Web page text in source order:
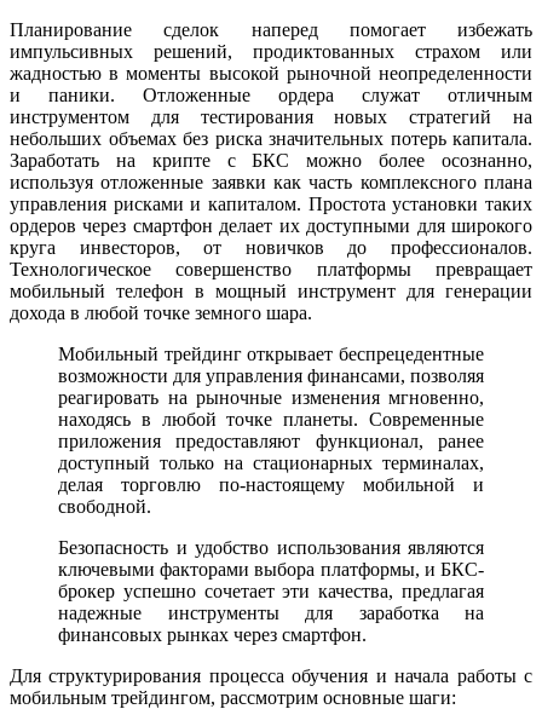
Планирование сделок наперед помогает избежать
импульсивных решений, продиктованных страхом или
жадностью в моменты высокой рыночной неопределенности
и паники. Отложенные ордера служат отличным
инструментом для тестирования новых стратегий на
небольших объемах без риска значительных потерь капитала.
Заработать на крипте с БКС можно более осознанно,
используя отложенные заявки как часть комплексного плана
управления рисками и капиталом. Простота установки таких
ордеров через смартфон делает их доступными для широкого
круга инвесторов, от новичков до профессионалов.
Технологическое совершенство платформы превращает
мобильный телефон в мощный инструмент для генерации
дохода в любой точке земного шара.
Мобильный трейдинг открывает беспрецедентные
возможности для управления финансами, позволяя
реагировать на рыночные изменения мгновенно,
находясь в любой точке планеты. Современные
приложения предоставляют функционал, ранее
доступный только на стационарных терминалах,
делая торговлю по-настоящему мобильной и
свободной.
Безопасность и удобство использования являются
ключевыми факторами выбора платформы, и БКС-
брокер успешно сочетает эти качества, предлагая
надежные инструменты для заработка на
финансовых рынках через смартфон.
Для структурирования процесса обучения и начала работы с
мобильным трейдингом, рассмотрим основные шаги: